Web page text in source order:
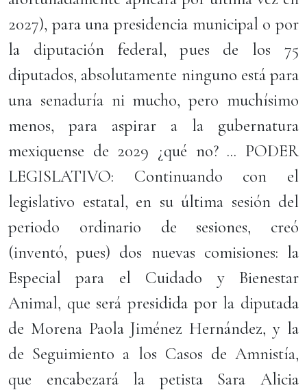
2027), para una presidencia municipal o por
la diputación federal, pues de los 75
diputados, absolutamente ninguno está para
una senaduría ni mucho, pero muchísimo
menos, para aspirar a la gubernatura
mexiquense de 2029 ¿qué no? ... PODER
LEGISLATIVO: Continuando con el
legislativo estatal, en su última sesión del
periodo ordinario de sesiones, creó
(inventó, pues) dos nuevas comisiones: la
Especial para el Cuidado y Bienestar
Animal, que será presidida por la diputada
de Morena Paola Jiménez Hernández, y la
de Seguimiento a los Casos de Amnistía,
que encabezará la petista Sara Alicia